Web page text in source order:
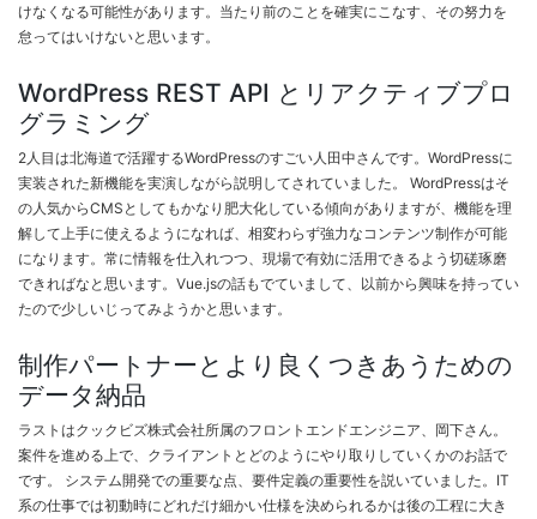
けなくなる可能性があります。当たり前のことを確実にこなす、その努力を
怠ってはいけないと思います。
WordPress REST API とリアクティブプロ
グラミング
2人目は北海道で活躍するWordPressのすごい人田中さんです。WordPressに
実装された新機能を実演しながら説明してされていました。 WordPressはそ
の人気からCMSとしてもかなり肥大化している傾向がありますが、機能を理
解して上手に使えるようになれば、相変わらず強力なコンテンツ制作が可能
になります。常に情報を仕入れつつ、現場で有効に活用できるよう切磋琢磨
できればなと思います。Vue.jsの話もでていまして、以前から興味を持ってい
たので少しいじってみようかと思います。
制作パートナーとより良くつきあうための
データ納品
ラストはクックビズ株式会社所属のフロントエンドエンジニア、岡下さん。
案件を進める上で、クライアントとどのようにやり取りしていくかのお話で
です。 システム開発での重要な点、要件定義の重要性を説いていました。IT
系の仕事では初動時にどれだけ細かい仕様を決められるかは後の工程に大き